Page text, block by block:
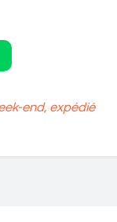
end, expédié